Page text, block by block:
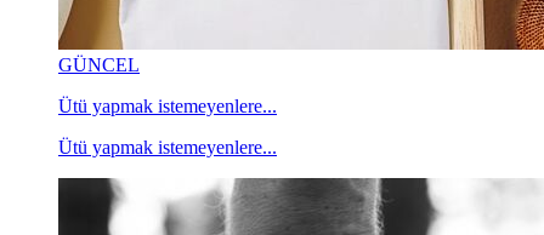
GÜNCEL
Ütü yapmak istemeyenlere...
Ütü yapmak istemeyenlere...